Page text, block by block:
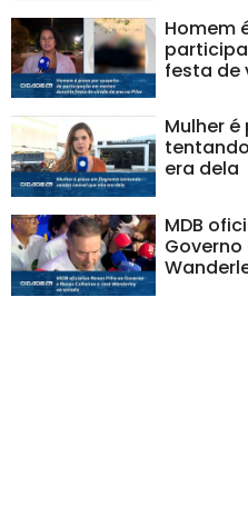
Homem
festa de
Mulher
era dela
MDB
Governo